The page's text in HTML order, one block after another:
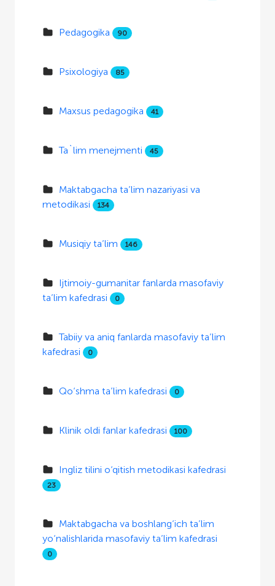
Pedagogika 90
Psixologiya 85
Maxsus pedagogika 41
Ta`lim menejmenti 45
Maktabgacha ta’lim nazariyasi va
metodikasi
134
Musiqiy ta’lim 146
Ijtimoiy-gumanitar fanlarda masofaviy
ta’lim kafedrasi
0
Tabiiy va aniq fanlarda masofaviy ta’lim
kafedrasi
0
Qo‘shma ta’lim kafedrasi 0
Klinik oldi fanlar kafedrasi 100
Ingliz tilini o‘qitish metodikasi kafedrasi
23
Maktabgacha va boshlang‘ich ta’lim
yo‘nalishlarida masofaviy ta’lim kafedrasi
0